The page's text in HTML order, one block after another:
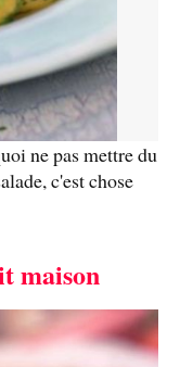
ne pas mettre du
c'est chose
maison